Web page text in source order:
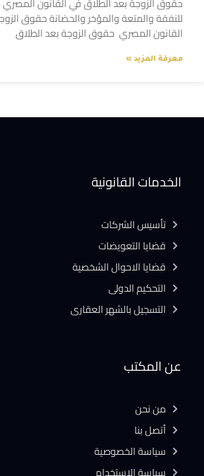
للنفقة والمتعة والمؤخر والحضانة حقوق
القانون المصري حقوق الزوجة بعد الطلاق
معرفة المزيد »
عن المكتب
من نحن
أتصل بنا
سياسة الخصوصية
الخدمات القانونية
تأسيس الشركات
قضايا التعويضات
قضايا الاحوال الشخصية
التحكيم الدولى
التسجيل بالشهر العقارى